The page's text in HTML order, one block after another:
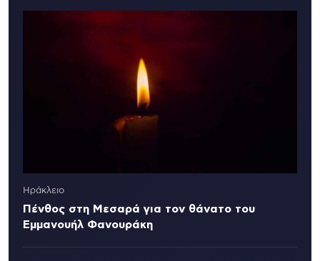
Ηράκλειο
Πένθος στη Μεσαρά για τον θάνατο του
Εμμανουήλ Φανουράκη